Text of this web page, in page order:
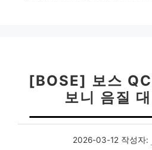
[BOSE] 보스 QC
보니 음질 대
2026-03-12 작성자: